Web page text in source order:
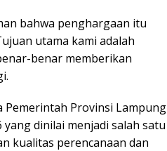
bahwa penghargaan itu
utama kami adalah
benar memberikan
Pemerintah Provinsi Lampung
dinilai menjadi salah satu
kualitas perencanaan dan